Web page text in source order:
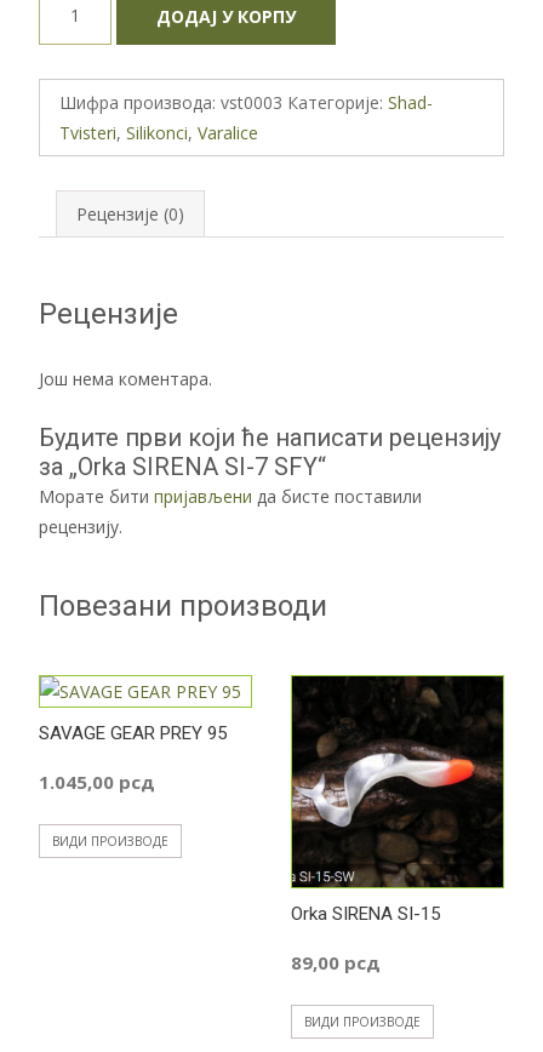
SFY
количина
ДОДАЈ У КОРПУ
Шифра производа: vst0003 Категорије: Shad-
Tvisteri, Silikonci, Varalice
Рецензије (0)
Рецензије
Још нема коментара.
Будите први који ће написати рецензију
за „Orka SIRENA SI-7 SFY“
Морате бити пријављени да бисте поставили
рецензију.
Повезани производи
SAVAGE GEAR PREY 95
1.045,00 рсд
ВИДИ ПРОИЗВОДЕ
Orka SIRENA SI-15
89,00 рсд
ВИДИ ПРОИЗВОДЕ